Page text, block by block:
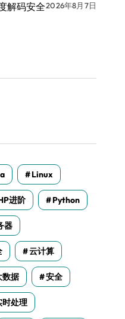
解码安全2026年8月7日
Linux
进阶 Python
器
云计算
数据 安全
时处理